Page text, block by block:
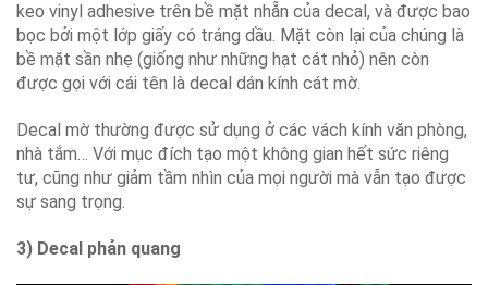
keo vinyl adhesive trên bề mặt nhẵn của decal, và được bao
bọc bởi một lớp giấy có tráng dầu. Mặt còn lại của chúng là
bề mặt sần nhẹ (giống như những hạt cát nhỏ) nên còn
được gọi với cái tên là decal dán kính cát mờ.
Decal mờ thường được sử dụng ở các vách kính văn phòng,
nhà tắm… Với mục đích tạo một không gian hết sức riêng
tư, cũng như giảm tầm nhìn của mọi người mà vẫn tạo được
sự sang trọng.
3) Decal phản quang